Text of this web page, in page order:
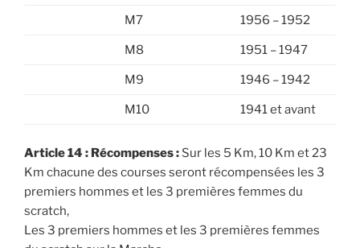
M7 1956 – 1952
M8 1951 – 1947
M9 1946 – 1942
M10 1941 et avant
Article 14 : Récompenses : Sur les 5 Km, 10 Km et 23
Km chacune des courses seront récompensées les 3
premiers hommes et les 3 premières femmes du
scratch,
Les 3 premiers hommes et les 3 premières femmes